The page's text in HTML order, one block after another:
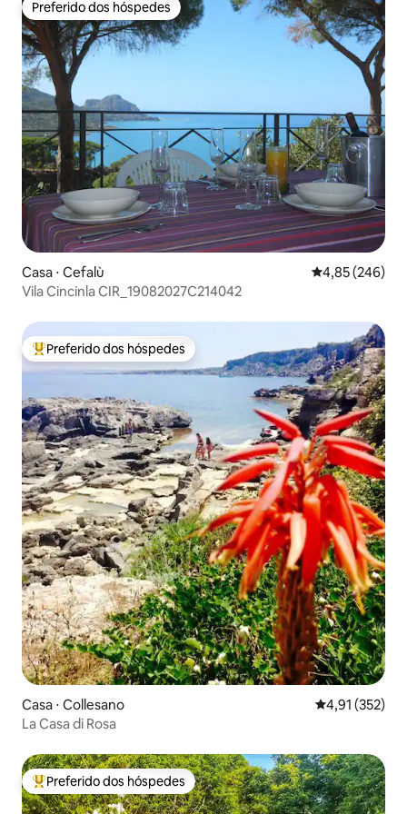
Preferido dos hóspedes
Preferido dos hóspedes
Casa ⋅ Cefalù 4,85 de uma
4,85 (246)
Vila Cincinla CIR_19082027C214042
Entre os melhores preferidos dos hóspedes
Preferido dos hóspedes
Casa ⋅ Collesano 4,91 de uma
4,91 (352)
La Casa di Rosa
Entre os melhores preferidos dos hóspedes
Preferido dos hóspedes